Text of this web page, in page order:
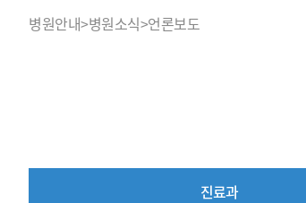
병원안내>병원소식>언론보도
진료과